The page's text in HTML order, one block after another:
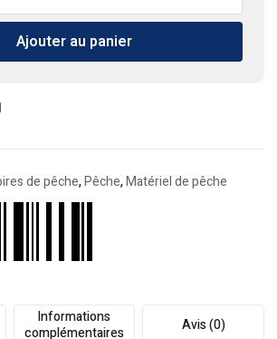
Ajouter au panier
de pêche,Pêche,Matériel de pêche
Informations
complémentaires
Avis (0)